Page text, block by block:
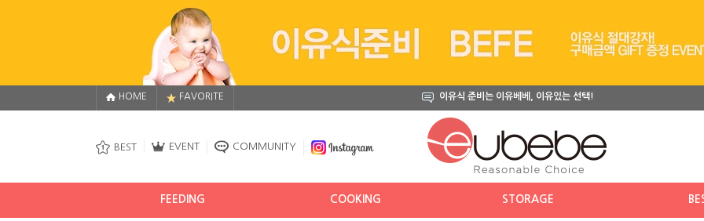
HOME FAVORITE 이유식 준비는 이유베베, 이유있는 선택!
BEST EVENT COMMUNITY
FEEDING COOKING STORAGE